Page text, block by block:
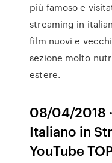
più famoso e
streaming in
film nuovi e
sezione molto
estere.
08/04/2018
Italiano in
YouTube